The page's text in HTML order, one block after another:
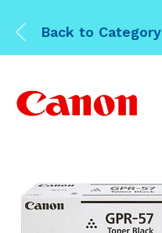
Back to Category